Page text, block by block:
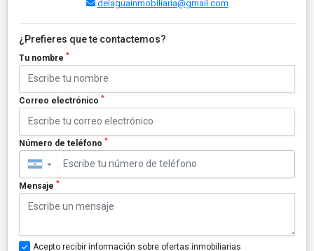
delaguainmobiliaria@gmail.com
¿Prefieres que te contactemos?
Tu nombre *
Correo electrónico *
Número de teléfono *
▼
Mensaje *
Acepto recibir información sobre ofertas inmobiliarias